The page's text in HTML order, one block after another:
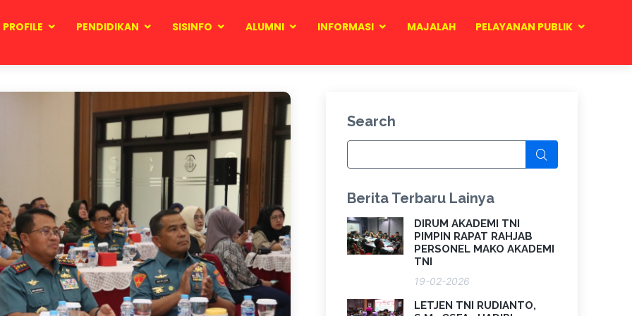
PROFILE PENDIDIKAN SISINFO ALUMNI INFORMASI MAJALAH PELAYANAN PUBLIK
Search
Berita Terbaru Lainya
DIRUM AKADEMI TNI
PIMPIN RAPAT RAHJAB
PERSONEL MAKO AKADEMI
TNI
19-02-2026
LETJEN TNI RUDIANTO,